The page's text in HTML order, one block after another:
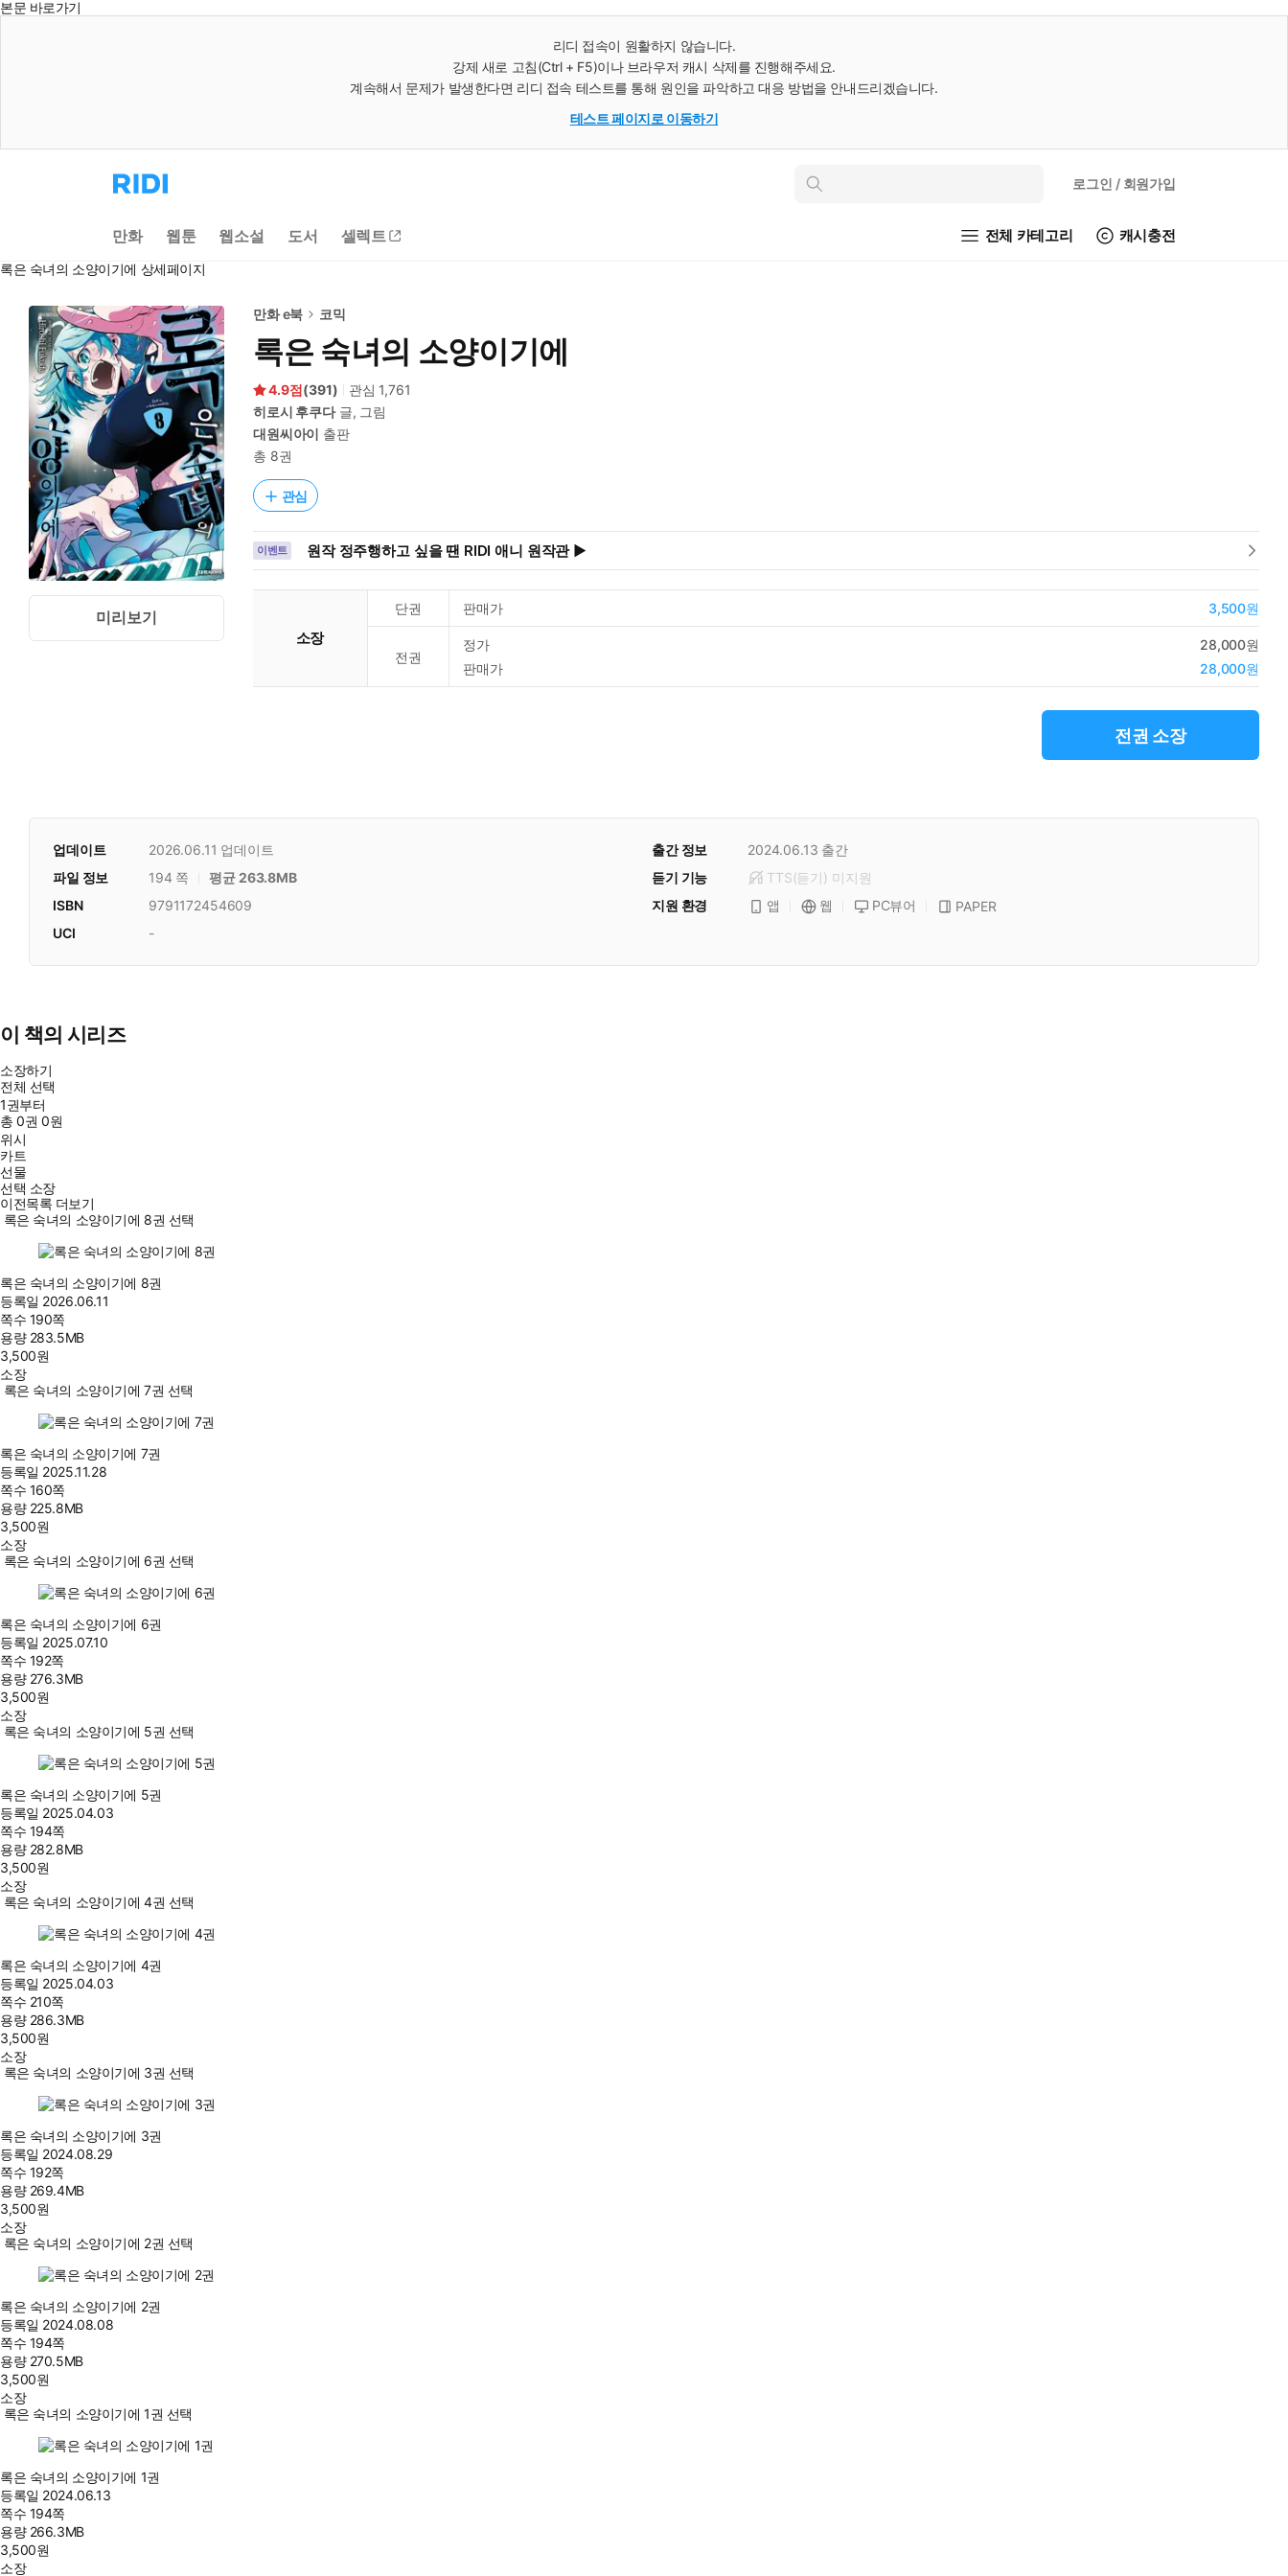
본문 바로가기
리디 접속이 원활하지 않습니다.
강제 새로 고침(Ctrl + F5)이나 브라우저 캐시 삭제를 진행해주세요.
계속해서 문제가 발생한다면 리디 접속 테스트를 통해 원인을 파악하고 대응 방법을 안내드리겠습니다.
테스트 페이지로 이동하기
리
디
으
로
동
인
로그인 / 회원가입
만화 웹툰 웹소설 도서 셀렉트 전체 카테고리 캐시충전
록은 숙녀의 소양이기에 상세페이지
미리보기
만화 e북 코믹
록은 숙녀의 소양이기에
4.9 (391) 관심 1,761
히로시 후쿠다글, 그림
대원씨아이 출판
총 8권
관심
이벤트 원작 정주행하고 싶을 땐 RIDI 애니 원작관 ▶
소장
단권 판매가 3,500원
전권
정가
28,000원
판매가
28,000원
전권 소장
업데이트 2026.06.11 업데이트 출간 정보 2024.06.13 출간
듣기 기능
TTS(듣기) 미지원
파일 정보 194 쪽
평균 263.8MB
지원 환경
앱 웹 PC뷰어 PAPER
ISBN
9791172454609
UCI
-
이 책의 시리즈
소장하기
전체 선택
1권부터
총0권 0원
위시
카트
선물
선택 소장
이전목록 더보기
록은 숙녀의 소양이기에 8권 선택
록은 숙녀의 소양이기에 8권
등록일 2026.06.11
쪽수 190쪽
용량 283.5MB
3,500원
소장
록은 숙녀의 소양이기에 7권 선택
록은 숙녀의 소양이기에 7권
등록일 2025.11.28
쪽수 160쪽
용량 225.8MB
3,500원
소장
록은 숙녀의 소양이기에 6권 선택
록은 숙녀의 소양이기에 6권
등록일 2025.07.10
쪽수 192쪽
용량 276.3MB
3,500원
소장
록은 숙녀의 소양이기에 5권 선택
록은 숙녀의 소양이기에 5권
등록일 2025.04.03
쪽수 194쪽
용량 282.8MB
3,500원
소장
록은 숙녀의 소양이기에 4권 선택
록은 숙녀의 소양이기에 4권
등록일 2025.04.03
쪽수 210쪽
용량 286.3MB
3,500원
소장
록은 숙녀의 소양이기에 3권 선택
록은 숙녀의 소양이기에 3권
등록일 2024.08.29
쪽수 192쪽
용량 269.4MB
3,500원
소장
록은 숙녀의 소양이기에 2권 선택
록은 숙녀의 소양이기에 2권
등록일 2024.08.08
쪽수 194쪽
용량 270.5MB
3,500원
소장
록은 숙녀의 소양이기에 1권 선택
록은 숙녀의 소양이기에 1권
등록일 2024.06.13
쪽수 194쪽
용량 266.3MB
3,500원
소장